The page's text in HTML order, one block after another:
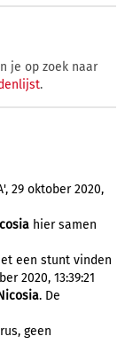
je op zoek naar
.
29 oktober 2020,
hier samen
een stunt vinden
2020, 13:39:21
. De
geen